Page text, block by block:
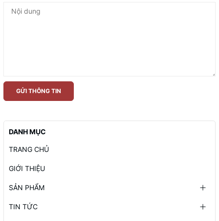
GỬI THÔNG TIN
DANH MỤC
TRANG CHỦ
GIỚI THIỆU
SẢN PHẨM
TIN TỨC